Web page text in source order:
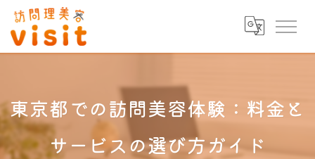
東京都での訪問美容体験：料金と
サービスの選び方ガイド